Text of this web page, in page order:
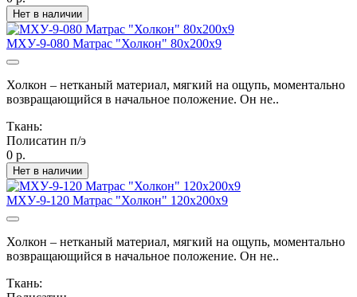
Нет в наличии
МХУ-9-080 Матрас "Холкон" 80х200х9
Холкон – нетканый материал, мягкий на ощупь, моментально
возвращающийся в начальное положение. Он не..
Ткань:
Полисатин п/э
0 р.
Нет в наличии
МХУ-9-120 Матрас "Холкон" 120х200х9
Холкон – нетканый материал, мягкий на ощупь, моментально
возвращающийся в начальное положение. Он не..
Ткань: